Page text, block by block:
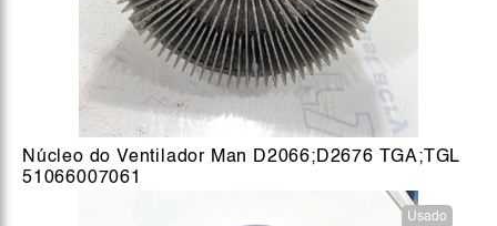
Núcleo do Ventilador Man D2066;D2676 TGA;TGL
51066007061
Usado